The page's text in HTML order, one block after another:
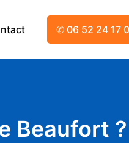
✆ 06 52 24 17
Beaufort ?